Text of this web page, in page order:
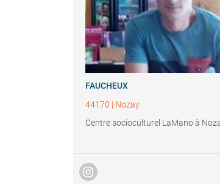
FAUCHEUX
44170 | Nozay
Centre socioculturel LaMano à